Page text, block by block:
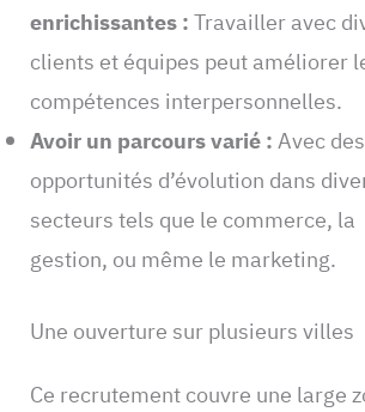
enrichissantes :Travailler avec
clients et équipes peut améliorer
compétences interpersonnelles.
Avoir un parcours varié :Avec des
opportunités d’évolution dans
secteurs tels que le commerce, la
gestion, ou même le marketing.
Une ouverture sur plusieurs villes
Ce recrutement couvre une large